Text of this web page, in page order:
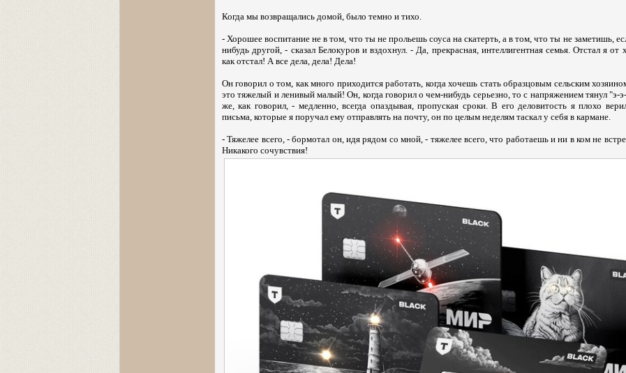
Когда мы возвращались домой, было темно и тихо.
- Хорошее воспитание не в том, что ты не прольешь соуса на скатерть, а в том, что ты не заметишь,
нибудь другой, - сказал Белокуров и вздохнул. - Да, прекрасная, интеллигентная семья. Отстал я
как отстал! А все дела, дела! Дела!
Он говорил о том, как много приходится работать, когда хочешь стать образцовым сельским
это тяжелый и ленивый малый! Он, когда говорил о чем-нибудь серьезно, то с напряжением тянул "э-
же, как говорил, - медленно, всегда опаздывая, пропуская сроки. В его деловитость я плохо
письма, которые я поручал ему отправлять на почту, он по целым неделям таскал у себя в кармане.
- Тяжелее всего, - бормотал он, идя рядом со мной, - тяжелее всего, что работаешь и ни в ком не
Никакого сочувствия!